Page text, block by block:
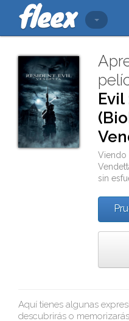
Viendo
sin
Aquí tienes algunas
descubrirás o